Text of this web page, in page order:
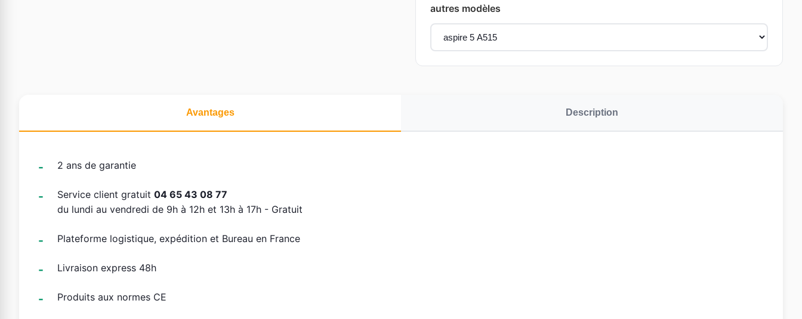
autres modèles
Avantages Description
2 ans de garantie
Service client gratuit 04 65 43 08 77
du lundi au vendredi de 9h à 12h et 13h à 17h - Gratuit
Plateforme logistique, expédition et Bureau en France
Livraison express 48h
Produits aux normes CE